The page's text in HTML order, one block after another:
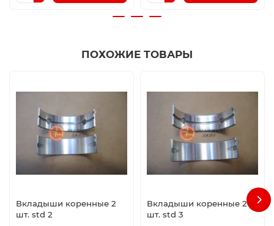
ПОХОЖИЕ ТОВАРЫ
Вкладыши коренные 2
шт. std 2
Вкладыши коренные 2
шт. std 3